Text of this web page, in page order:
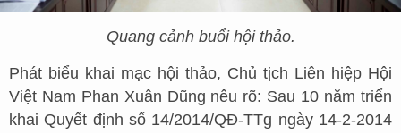
Quang cảnh buổi hội thảo.
Phát biểu khai mạc hội thảo, Chủ tịch Liên hiệp Hội
Việt Nam Phan Xuân Dũng nêu rõ: Sau 10 năm triển
khai Quyết định số 14/2014/QĐ-TTg ngày 14-2-2014